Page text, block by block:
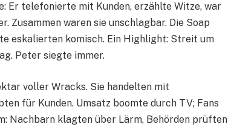
Er telefonierte mit Kunden, erzählte Witze, war
Zusammen waren sie unschlagbar. Die Soap
eskalierten komisch. Ein Highlight: Streit um
Peter siegte immer.
voller Wracks. Sie handelten mit
für Kunden. Umsatz boomte durch TV; Fans
Nachbarn klagten über Lärm, Behörden prüften